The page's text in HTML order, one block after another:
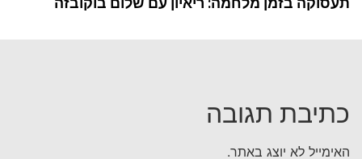
כתיבת תגובה
האימייל לא יוצג באתר.